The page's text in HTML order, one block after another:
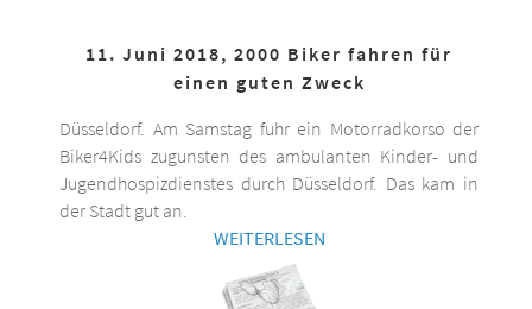
11. Juni 2018, 2000 Biker fahren für
einen guten Zweck
Düsseldorf. Am Samstag fuhr ein Motorradkorso der
Biker4Kids zugunsten des ambulanten Kinder- und
Jugendhospizdienstes durch Düsseldorf. Das kam in
der Stadt gut an.
WEITERLESEN